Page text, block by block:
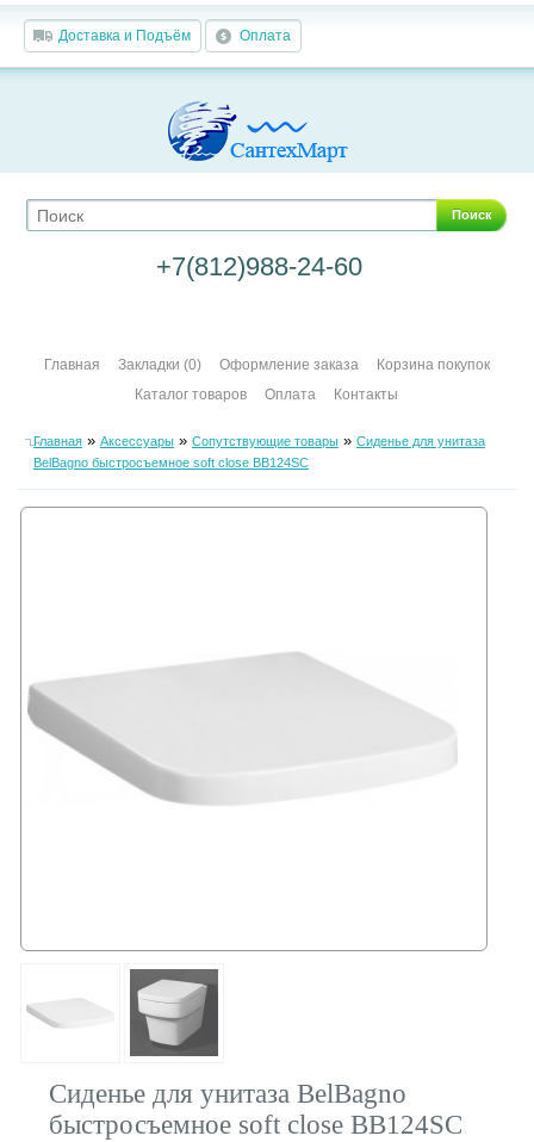
Доставка и Подъём Оплата
Поиск
+7(812)988-24-60
Главная Закладки (0) Оформление заказа
Корзина покупок
Каталог товаров
Оплата Контакты
Главная» Аксессуары» Сопутствующие товары» Сиденье для унитаза
BelBagno быстросъемное soft close BB124SC
Сиденье для унитаза BelBagno
быстросъемное soft close BB124SC